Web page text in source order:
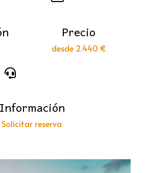
Precio
desde 2.440 €
Información
Solicitar reserva